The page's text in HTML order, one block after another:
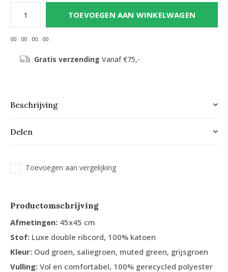
TOEVOEGEN AAN WINKELWAGEN
00 : 00 : 00 : 00
Gratis verzending Vanaf €75,-
Beschrijving
Delen
Toevoegen aan vergelijking
Productomschrijving
Afmetingen: 45x45 cm
Stof: Luxe double ribcord, 100% katoen
Kleur: Oud groen, saliegroen, muted green, grijsgroen
Vulling: Vol en comfortabel, 100% gerecycled polyester